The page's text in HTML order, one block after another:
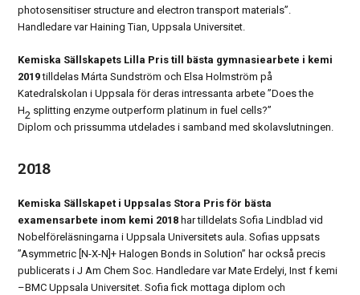
photosensitiser structure and electron transport materials”.
Handledare var Haining Tian, Uppsala Universitet.
Kemiska Sällskapets Lilla Pris till bästa gymnasiearbete i kemi
2019tilldelasMárta Sundström och Elsa Holmström på
Katedralskolan i Uppsala för deras intressanta arbete ”Does the
H2 splitting enzyme outperform platinum in fuel cells?”
Diplom och prissumma utdelades i samband med skolavslutningen.
2018
Kemiska Sällskapet i Uppsalas Stora Pris för bästa
examensarbete inom kemi 2018 har tilldelats Sofia Lindblad vid
Nobelföreläsningarna i Uppsala Universitets aula. Sofias uppsats
”Asymmetric [N-X-N]+ Halogen Bonds in Solution” har också precis
publicerats i J Am Chem Soc. Handledare var Mate Erdelyi, Inst f kemi
–BMC Uppsala Universitet. Sofia fick mottaga diplom och